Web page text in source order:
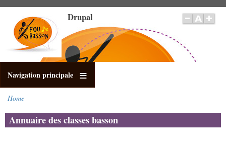
main
content
Drupal
Navigation principale
Home
Annuaire des classes basson